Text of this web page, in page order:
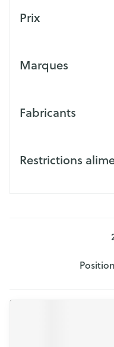
Prix
Marques
Fabricants
Restrictions
Trier par: